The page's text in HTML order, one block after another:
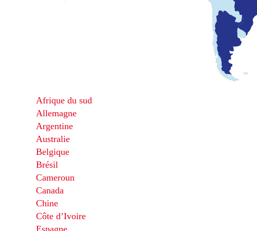
Afrique du sud
Allemagne
Argentine
Australie
Belgique
Brésil
Cameroun
Canada
Chine
Côte d’Ivoire
Espagne